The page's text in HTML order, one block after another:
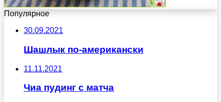
Популярное
30.09.2021
Шашлык по-американски
11.11.2021
Чиа пудинг с матча